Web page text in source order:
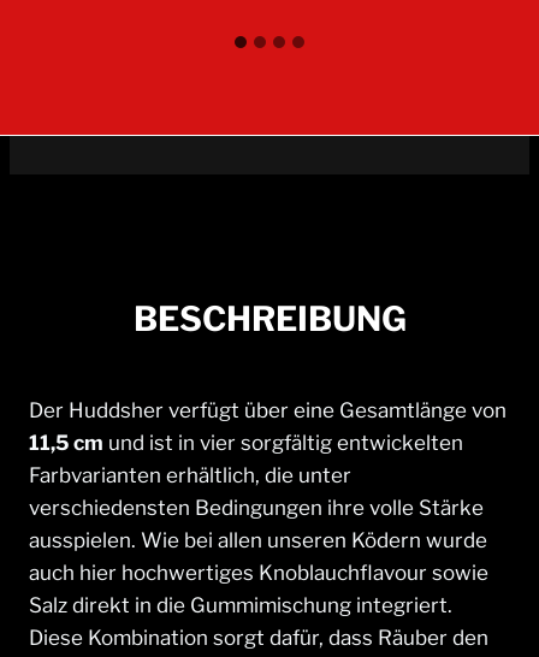
BESCHREIBUNG
Der Huddsher verfügt über eine Gesamtlänge von
11,5 cm und ist in vier sorgfältig entwickelten
Farbvarianten erhältlich, die unter
verschiedensten Bedingungen ihre volle Stärke
ausspielen. Wie bei allen unseren Ködern wurde
auch hier hochwertiges Knoblauchflavour sowie
Salz direkt in die Gummimischung integriert.
Diese Kombination sorgt dafür, dass Räuber den